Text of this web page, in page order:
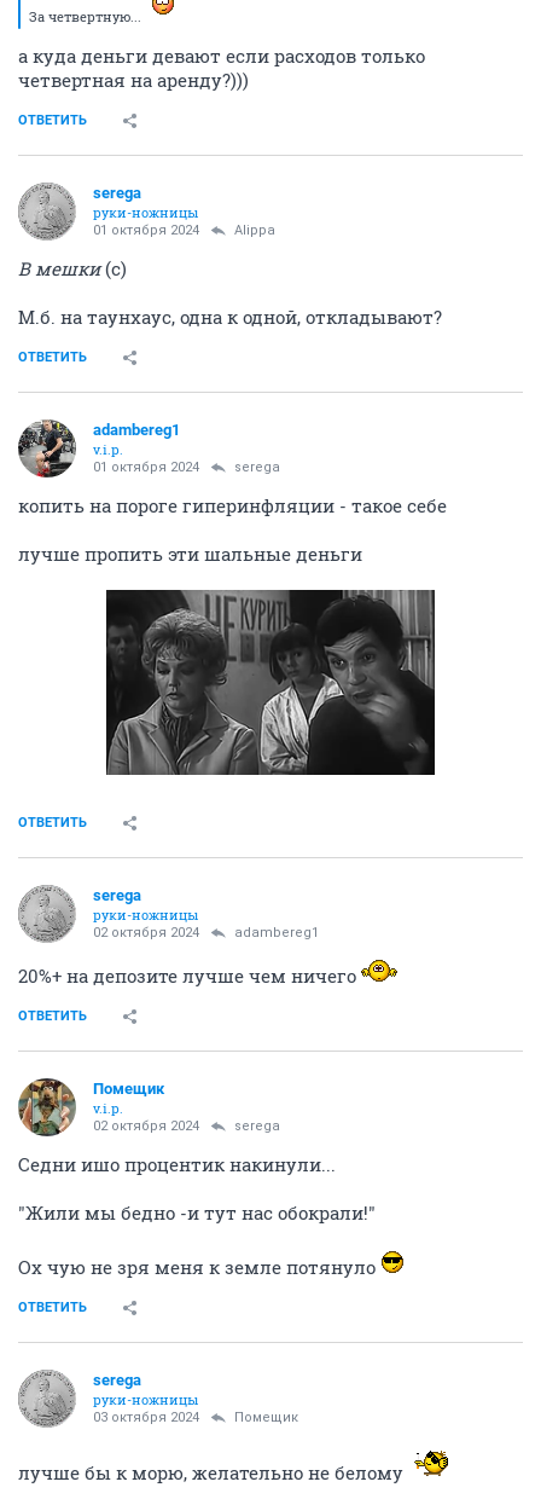
За четвертную...
а куда деньги девают если расходов только
четвертная на аренду?)))
ОТВЕТИТЬ
serega
руки-ножницы
01 октября 2024 Alippa
В мешки(с)
М.б. на таунхаус, одна к одной, откладывают?
ОТВЕТИТЬ
adambereg1
v.i.p.
01 октября 2024 serega
копить на пороге гиперинфляции - такое себе
лучше пропить эти шальные деньги
ОТВЕТИТЬ
serega
руки-ножницы
02 октября 2024 adambereg1
20%+ на депозите лучше чем ничего
ОТВЕТИТЬ
Помещик
v.i.p.
02 октября 2024 serega
Седни ишо процентик накинули...
"Жили мы бедно -и тут нас обокрали!"
Ох чую не зря меня к земле потянуло
ОТВЕТИТЬ
serega
руки-ножницы
03 октября 2024 Помещик
лучше бы к морю, желательно не белому